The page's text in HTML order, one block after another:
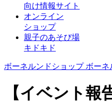
向け情報サイト
オンライン
ショップ
親子のあそび場
キドキド
ボーネルンドショップ ボー
【イベント報